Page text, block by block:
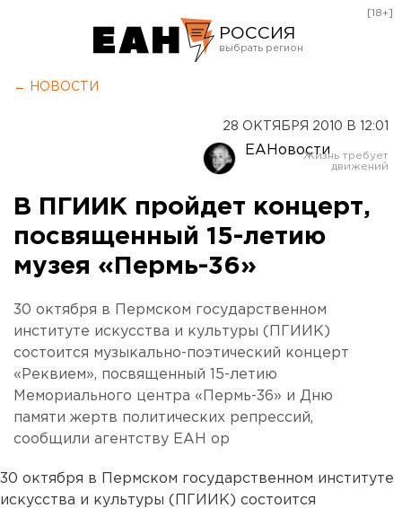
РОССИЯ
Оренбург
[18+]
← НОВОСТИ
28 ОКТЯБРЯ 2010 В 12:01
ЕАНовости
В ПГИИК пройдет концерт,
посвященный 15-летию
музея «Пермь-36»
30 октября в Пермском государственном
институте искусства и культуры (ПГИИК)
состоится музыкально-поэтический концерт
«Реквием», посвященный 15-летию
Мемориального центра «Пермь-36» и Дню
памяти жертв политических репрессий,
сообщили агентству ЕАН ор
30 октября в Пермском государственном институте
искусства и культуры (ПГИИК) состоится